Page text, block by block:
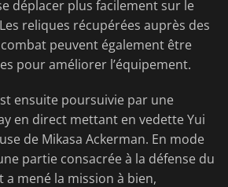
déplacer plus facilement sur le
reliques récupérées auprès des
peuvent également être
pour améliorer l’équipement.
ensuite poursuivie par une
en direct mettant en vedette Yui
de Mikasa Ackerman. En mode
partie consacrée à la défense du
mené la mission à bien,